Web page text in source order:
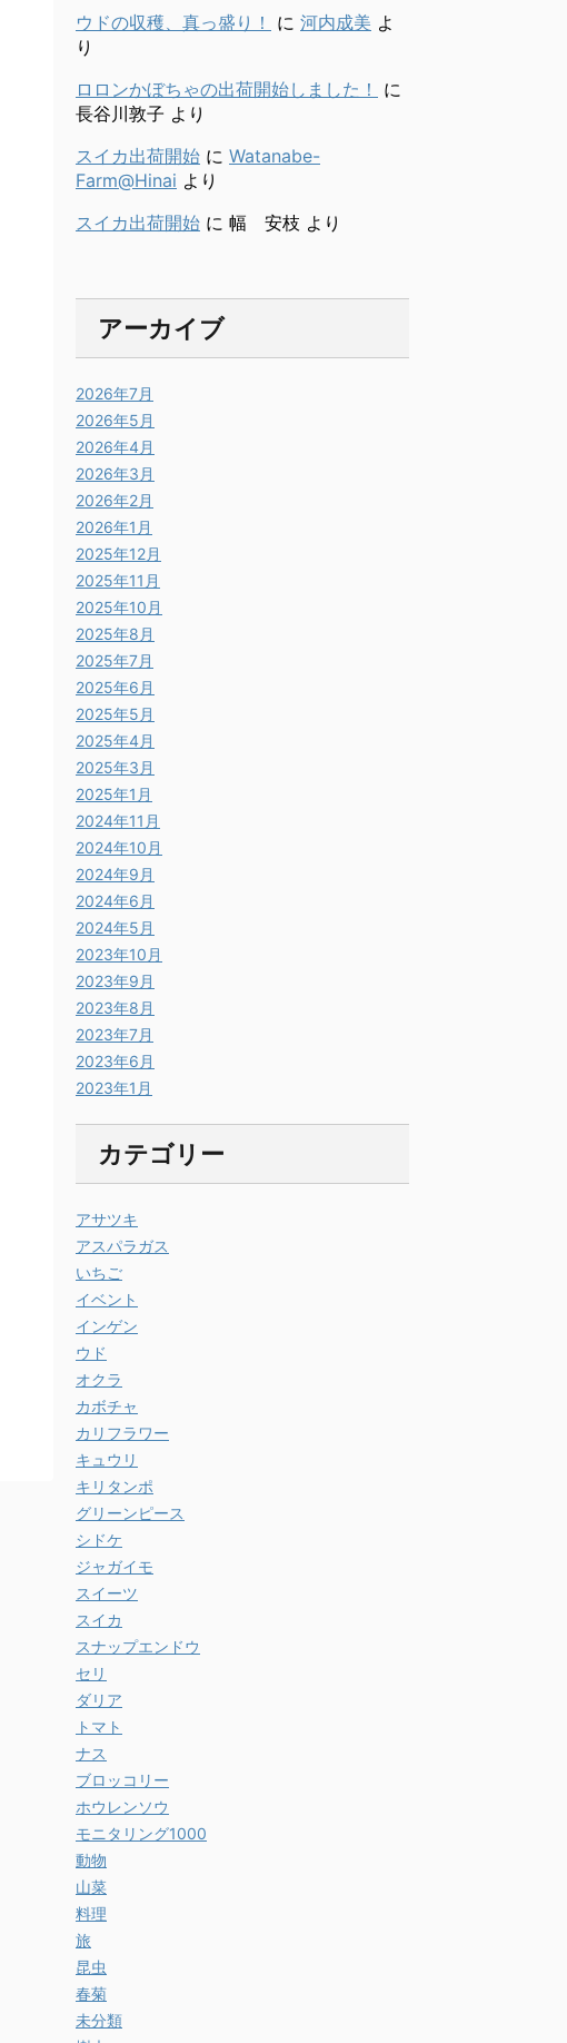
ウドの収穫、真っ盛り！
に 河内成美 よ
り
ロロンかぼちゃの出荷開始しました！
に
長谷川敦子 より
スイカ出荷開始 に Watanabe-
Farm@Hinai より
スイカ出荷開始 に 幅 安枝 より
アーカイブ
2026年7月
2026年5月
2026年4月
2026年3月
2026年2月
2026年1月
2025年12月
2025年11月
2025年10月
2025年8月
2025年7月
2025年6月
2025年5月
2025年4月
2025年3月
2025年1月
2024年11月
2024年10月
2024年9月
2024年6月
2024年5月
2023年10月
2023年9月
2023年8月
2023年7月
2023年6月
2023年1月
カテゴリー
アサツキ
アスパラガス
いちご
イベント
インゲン
ウド
オクラ
カボチャ
カリフラワー
キュウリ
キリタンポ
グリーンピース
シドケ
ジャガイモ
スイーツ
スイカ
スナップエンドウ
セリ
ダリア
トマト
ナス
ブロッコリー
ホウレンソウ
モニタリング1000
動物
山菜
料理
旅
昆虫
春菊
未分類